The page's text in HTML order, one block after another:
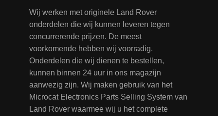
Wij werken met originele Land Rover
onderdelen die wij kunnen leveren tegen
concurrerende prijzen. De meest
voorkomende hebben wij voorradig.
Onderdelen die wij dienen te bestellen,
kunnen binnen 24 uur in ons magazijn
aanwezig zijn. Wij maken gebruik van het
Microcat Electronics Parts Selling System van
Land Rover waarmee wij u het complete